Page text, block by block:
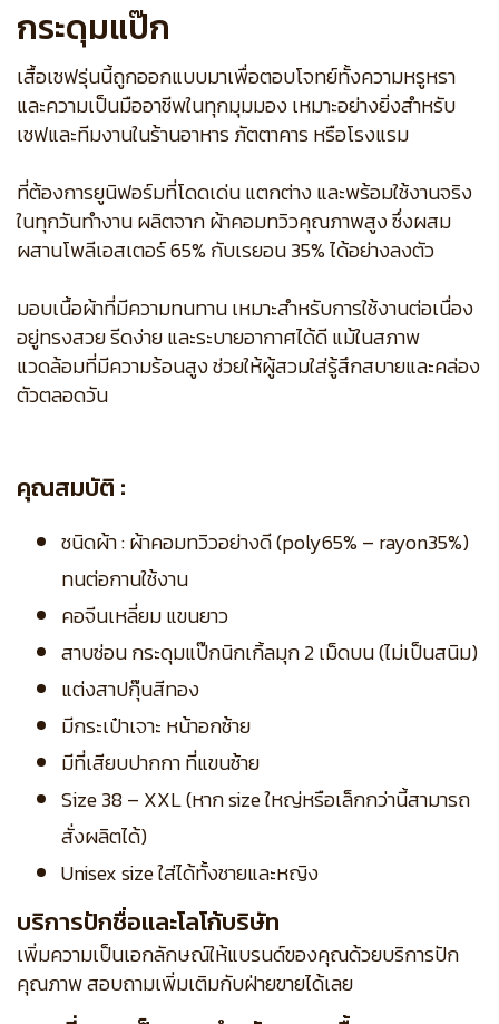
กระดุมแป๊ก
เสื้อเชฟรุ่นนี้ถูกออกแบบมาเพื่อตอบโจทย์ทั้งความหรูหรา
และความเป็นมืออาชีพในทุกมุมมอง เหมาะอย่างยิ่งสำหรับ
เชฟและทีมงานในร้านอาหาร ภัตตาคาร หรือโรงแรม
ที่ต้องการยูนิฟอร์มที่โดดเด่น แตกต่าง และพร้อมใช้งานจริง
ในทุกวันทำงาน ผลิตจาก ผ้าคอมทวิวคุณภาพสูง ซึ่งผสม
ผสานโพลีเอสเตอร์ 65% กับเรยอน 35% ได้อย่างลงตัว
มอบเนื้อผ้าที่มีความทนทาน เหมาะสำหรับการใช้งานต่อเนื่อง
อยู่ทรงสวย รีดง่าย และระบายอากาศได้ดี แม้ในสภาพ
แวดล้อมที่มีความร้อนสูง ช่วยให้ผู้สวมใส่รู้สึกสบายและคล่อง
ตัวตลอดวัน
คุณสมบัติ :
ชนิดผ้า : ผ้าคอมทวิวอย่างดี (poly65% – rayon35%)
ทนต่อกานใช้งาน
คอจีนเหลี่ยม แขนยาว
สาบซ่อน กระดุมแป๊กนิกเกิ้ลมุก 2 เม็ดบน (ไม่เป็นสนิม)
แต่งสาปกุ๊นสีทอง
มีกระเป๋าเจาะ หน้าอกซ้าย
มีที่เสียบปากกา ที่แขนซ้าย
Size 38 – XXL (หาก size ใหญ่หรือเล็กกว่านี้สามารถ
สั่งผลิตได้)
Unisex size ใส่ได้ทั้งชายและหญิง
บริการปักชื่อและโลโก้บริษัท
เพิ่มความเป็นเอกลักษณ์ให้แบรนด์ของคุณด้วยบริการปัก
คุณภาพ สอบถามเพิ่มเติมกับฝ่ายขายได้เลย